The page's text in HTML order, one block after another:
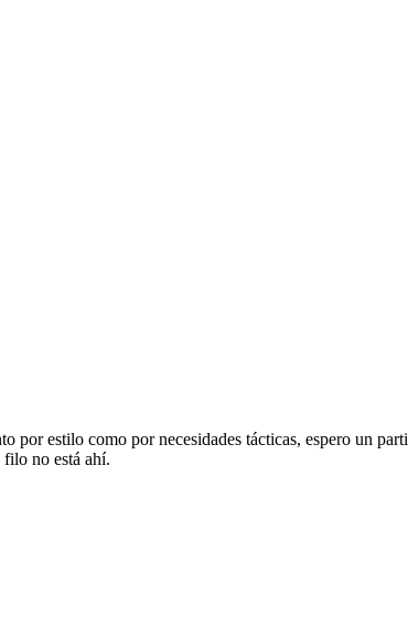
por estilo como por necesidades tácticas, espero un
no está ahí.